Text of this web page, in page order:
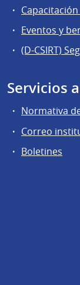
Eventos y
(D-CSIRT)
Servicios
Normativa
Correo
Boletines